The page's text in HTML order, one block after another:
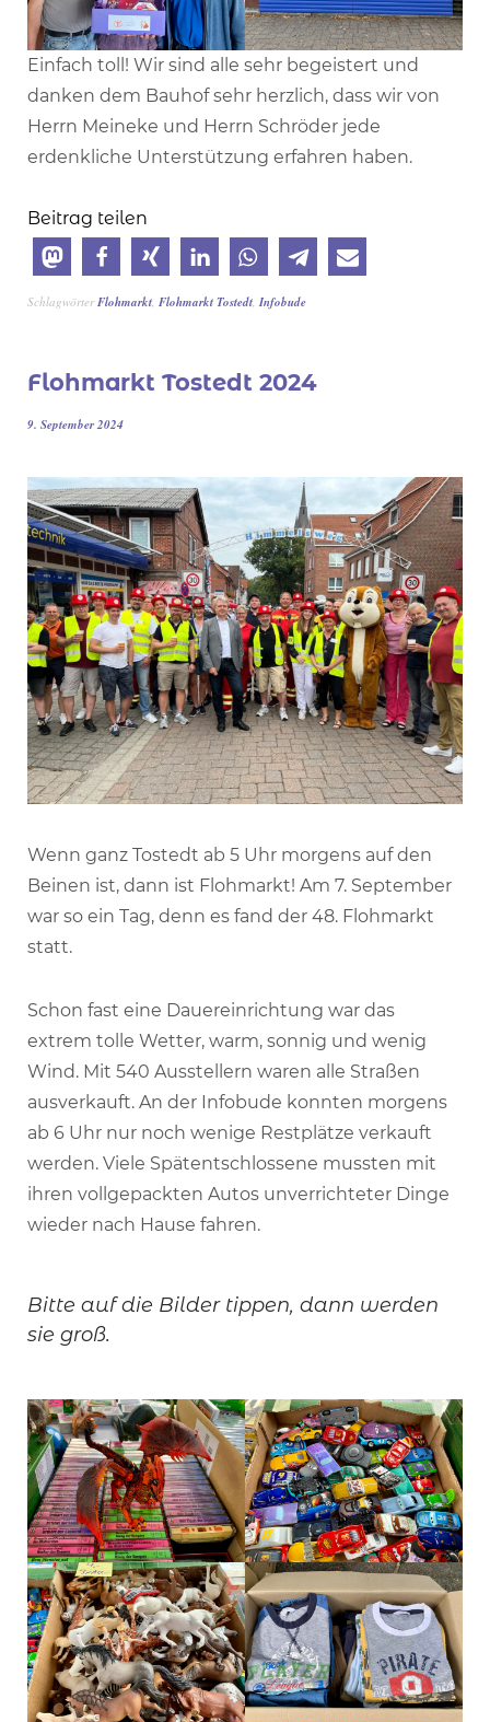
Einfach toll! Wir sind alle sehr begeistert und
danken dem Bauhof sehr herzlich, dass wir von
Herrn Meineke und Herrn Schröder jede
erdenkliche Unterstützung erfahren haben.
Beitrag teilen
SchlagwörterFlohmarkt, Flohmarkt Tostedt, Infobude
Flohmarkt Tostedt 2024
9. September 2024
Wenn ganz Tostedt ab 5 Uhr morgens auf den
Beinen ist, dann ist Flohmarkt! Am 7. September
war so ein Tag, denn es fand der 48. Flohmarkt
statt.
Schon fast eine Dauereinrichtung war das
extrem tolle Wetter, warm, sonnig und wenig
Wind. Mit 540 Ausstellern waren alle Straßen
ausverkauft. An der Infobude konnten morgens
ab 6 Uhr nur noch wenige Restplätze verkauft
werden. Viele Spätentschlossene mussten mit
ihren vollgepackten Autos unverrichteter Dinge
wieder nach Hause fahren.
Bitte auf die Bilder tippen, dann werden
sie groß.